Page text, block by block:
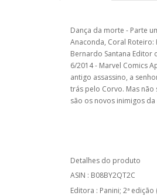
Dança da morte - Parte
Anaconda, Coral Roteiro:
Bernardo Santana Editor
6/2014 - Marvel Comics
antigo assassino, a
trás pelo Corvo. Mas
são os novos inimigos
Detalhes do produto
ASIN : B08BY2QT2C
Editora : Panini; 2ª